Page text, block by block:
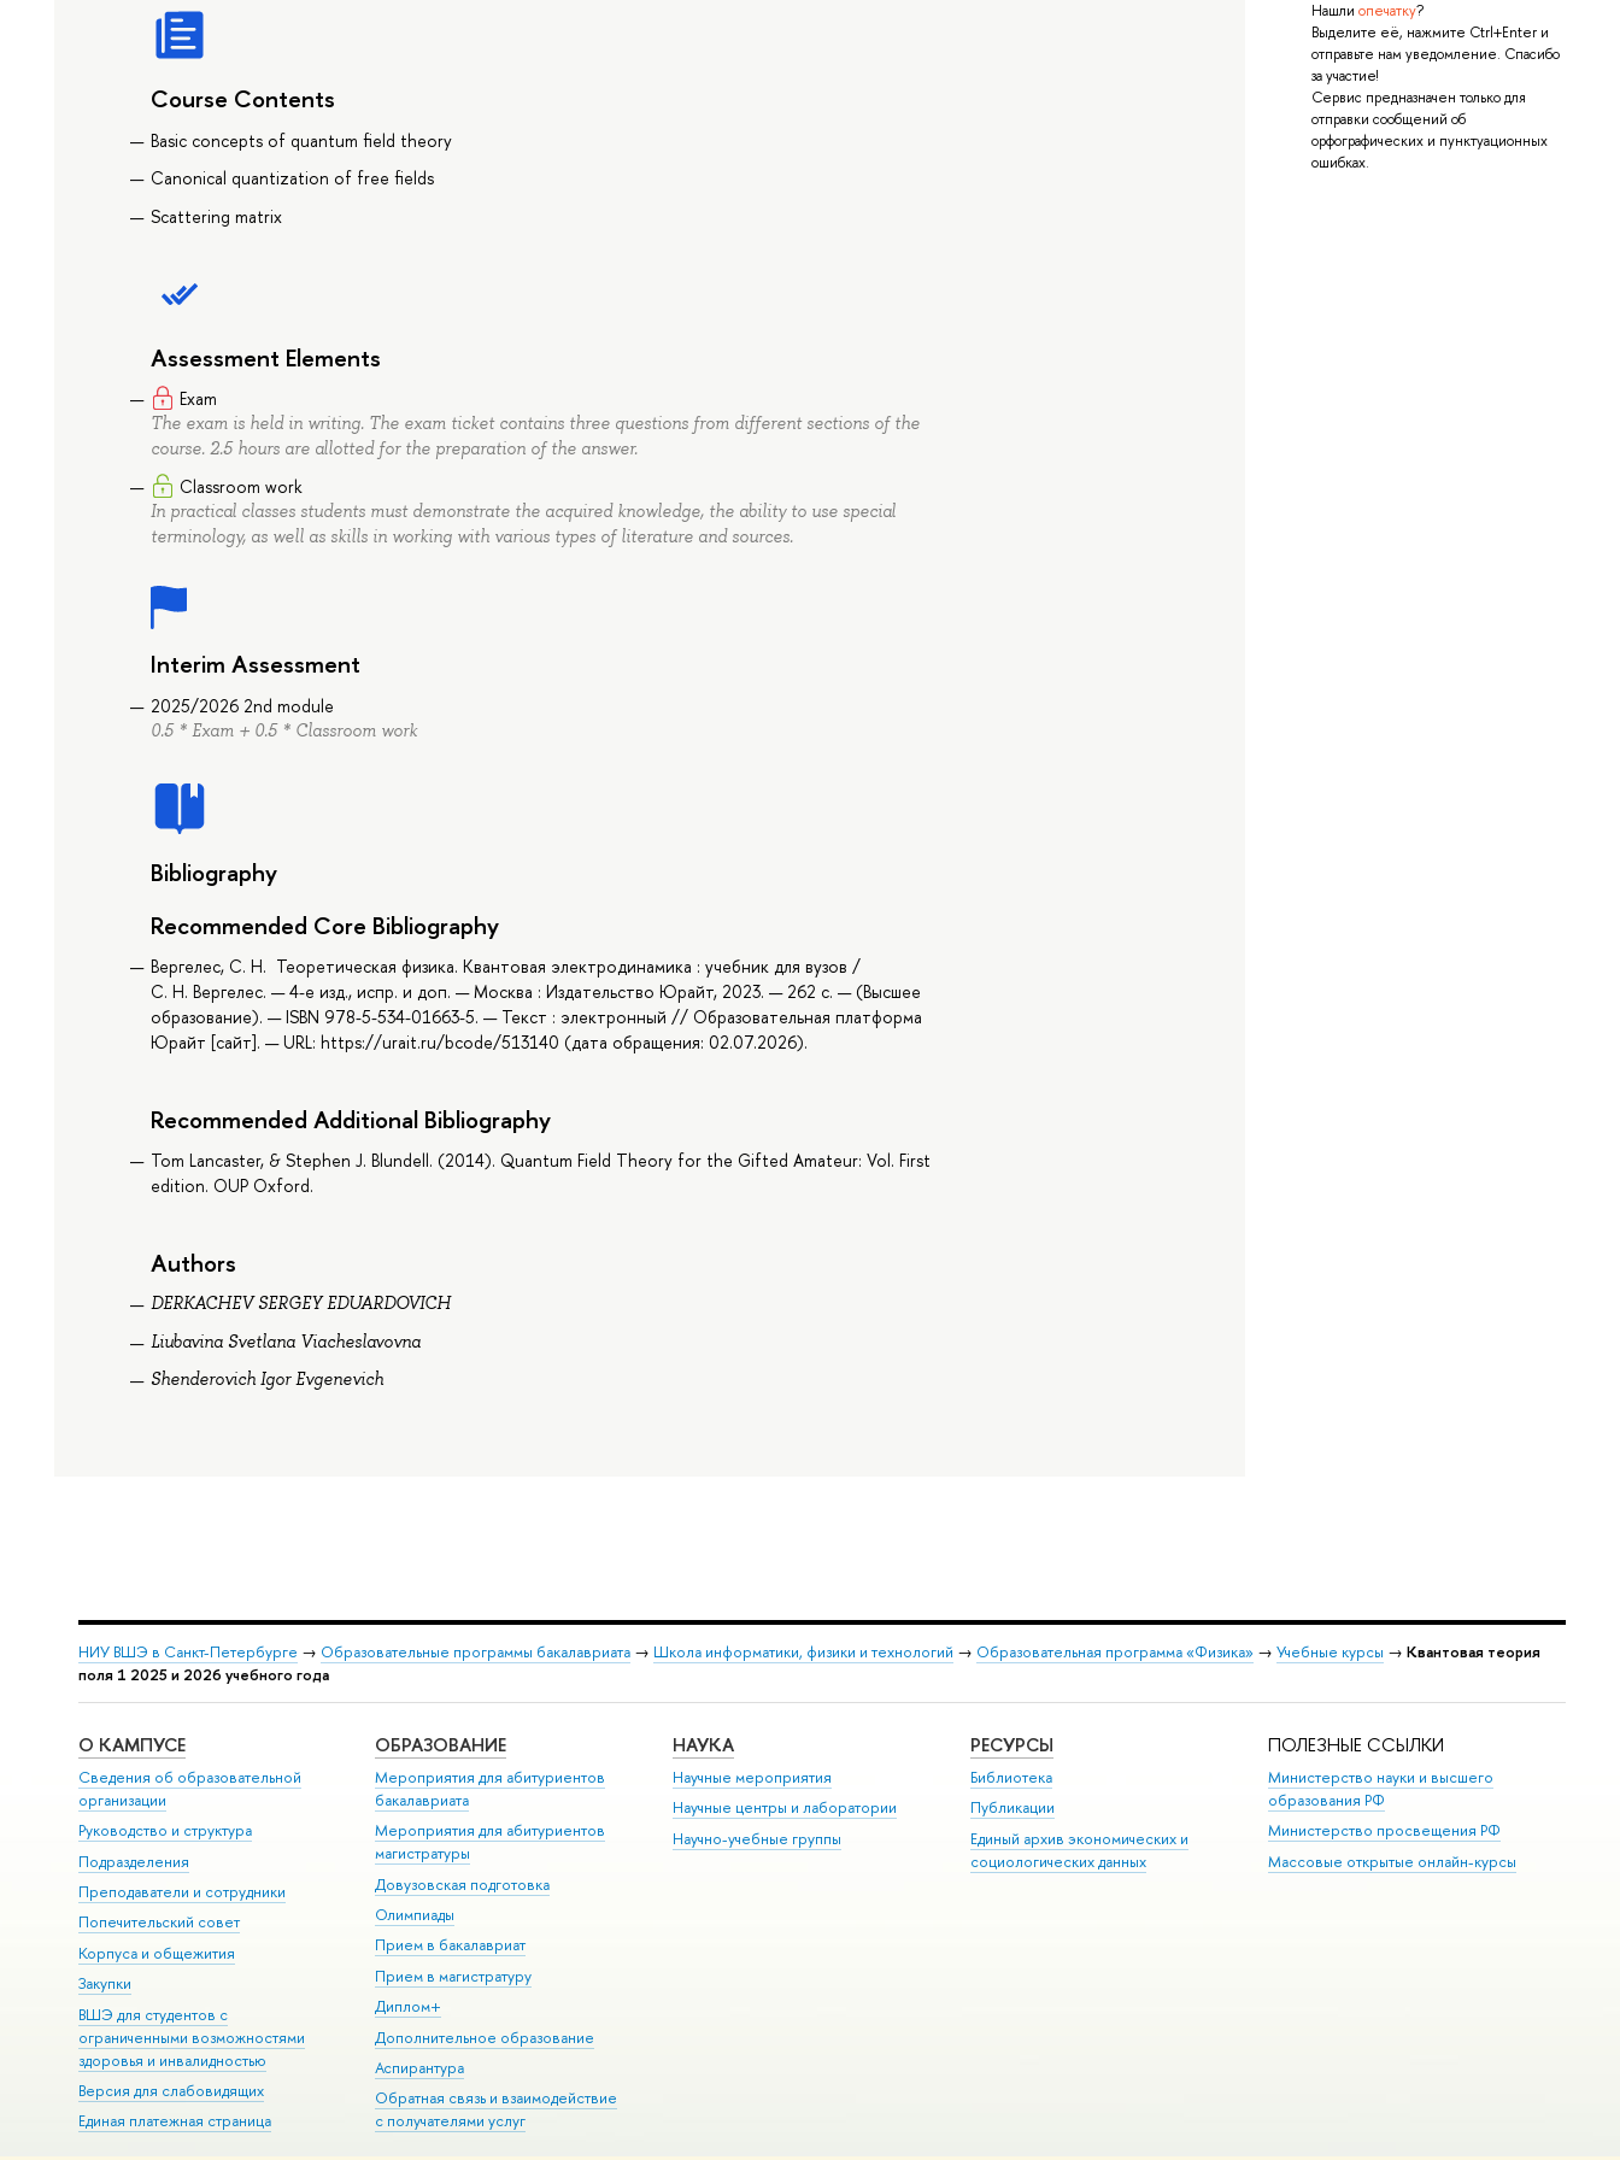
Нашли опечатку?
Выделите её, нажмите Ctrl+Enter и
отправьте нам уведомление. Спасибо
за участие!
Сервис предназначен только для
отправки сообщений об
орфографических и пунктуационных
ошибках.
Course Contents
Basic concepts of quantum field theory
Canonical quantization of free fields
Scattering matrix
Assessment Elements
Exam
The exam is held in writing. The exam ticket contains three questions from different sections of the
course. 2.5 hours are allotted for the preparation of the answer.
Classroom work
In practical classes students must demonstrate the acquired knowledge, the ability to use special
terminology, as well as skills in working with various types of literature and sources.
Interim Assessment
2025/2026 2nd module
0.5 * Exam + 0.5 * Classroom work
Bibliography
Recommended Core Bibliography
Вергелес, С. Н. Теоретическая физика. Квантовая электродинамика : учебник для вузов /
С. Н. Вергелес. — 4-е изд., испр. и доп. — Москва : Издательство Юрайт, 2023. — 262 с. — (Высшее
образование). — ISBN 978-5-534-01663-5. — Текст : электронный // Образовательная платформа
Юрайт [сайт]. — URL: https://urait.ru/bcode/513140 (дата обращения: 02.07.2026).
Recommended Additional Bibliography
Tom Lancaster, & Stephen J. Blundell. (2014). Quantum Field Theory for the Gifted Amateur: Vol. First
edition. OUP Oxford.
Authors
DERKACHEV SERGEY EDUARDOVICH
Liubavina Svetlana Viacheslavovna
Shenderovich Igor Evgenevich
НИУ ВШЭ в Санкт-Петербурге → Образовательные программы бакалавриата→ Школа информатики, физики и технологий → Образовательная программа «Физика» → Учебные курсы → Квантовая теория
поля 1 2025 и 2026 учебного года
О КАМПУСЕ
Сведения об образовательной
организации
Руководство и структура
Подразделения
Преподаватели и сотрудники
Попечительский совет
Корпуса и общежития
Закупки
ВШЭ для студентов с
ограниченными возможностями
здоровья и инвалидностью
Версия для слабовидящих
Единая платежная страница
ОБРАЗОВАНИЕ
Мероприятия для абитуриентов
бакалавриата
Мероприятия для абитуриентов
магистратуры
Довузовская подготовка
Олимпиады
Прием в бакалавриат
Прием в магистратуру
Диплом+
Дополнительное образование
Аспирантура
Обратная связь и взаимодействие
с получателями услуг
НАУКА
Научные мероприятия
Научные центры и лаборатории
Научно-учебные группы
РЕСУРСЫ
Библиотека
Публикации
Единый архив экономических и
социологических данных
ПОЛЕЗНЫЕ ССЫЛКИ
Министерство науки и высшего
образования РФ
Министерство просвещения РФ
Массовые открытые онлайн-курсы